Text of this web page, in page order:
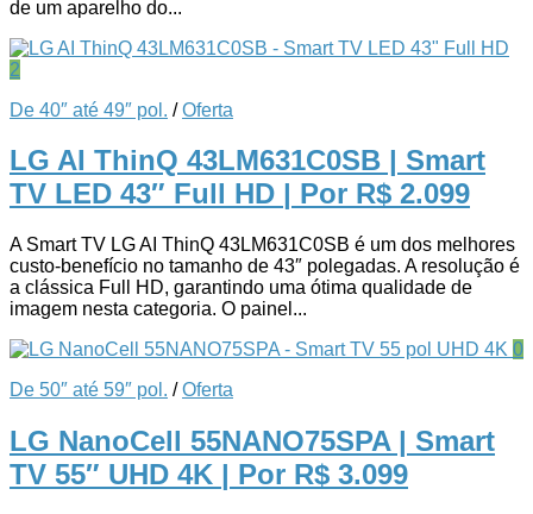
de um aparelho do...
2
De 40″ até 49″ pol. /Oferta
LG AI ThinQ 43LM631C0SB | Smart
TV LED 43″ Full HD | Por R$ 2.099
A Smart TV LG AI ThinQ 43LM631C0SB é um dos melhores
custo-benefício no tamanho de 43″ polegadas. A resolução é
a clássica Full HD, garantindo uma ótima qualidade de
imagem nesta categoria. O painel...
0
De 50″ até 59″ pol. /Oferta
LG NanoCell 55NANO75SPA | Smart
TV 55″ UHD 4K | Por R$ 3.099